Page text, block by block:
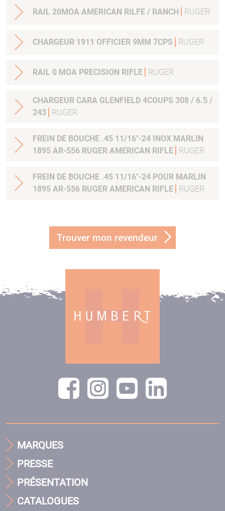
RAIL 20MOA AMERICAN RILFE / RANCH RUGER
CHARGEUR 1911 OFFICIER 9MM 7CPS RUGER
RAIL 0 MOA PRECISION RIFLE RUGER
CHARGEUR CARA GLENFIELD 4COUPS 308 / 6.5 /
243
RUGER
FREIN DE BOUCHE .45 11/16"-24 INOX MARLIN
1895 AR-556 RUGER AMERICAN RIFLE
RUGER
FREIN DE BOUCHE .45 11/16"-24 POUR MARLIN
1895 AR-556 RUGER AMERICAN RIFLE
RUGER
Trouver mon revendeur
MARQUES
PRESSE
PRÉSENTATION
CATALOGUES